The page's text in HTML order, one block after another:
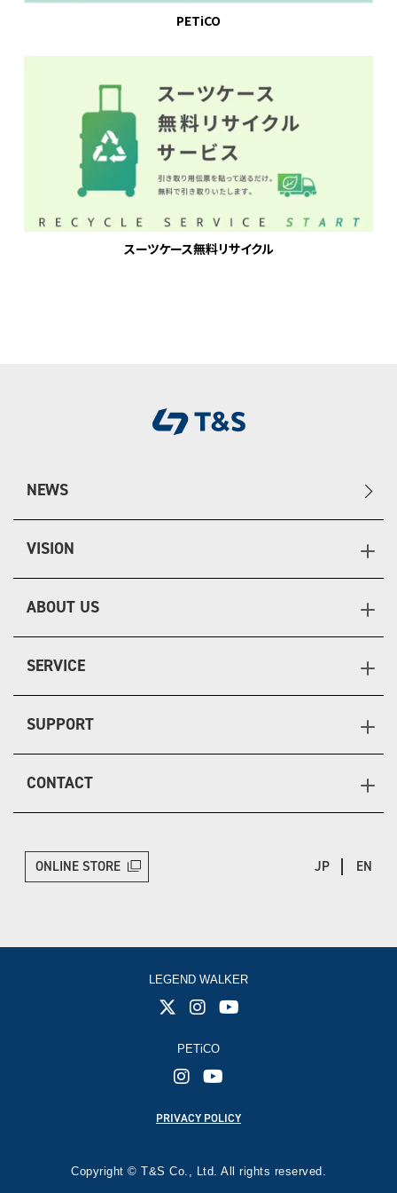
PETiCO
スーツケース無料リサイクル
NEWS
VISION
ABOUT US
SERVICE
SUPPORT
CONTACT
ONLINE STORE JP EN
LEGEND WALKER
PETiCO
PRIVACY POLICY
Copyright © T&S Co., Ltd. All rights reserved.